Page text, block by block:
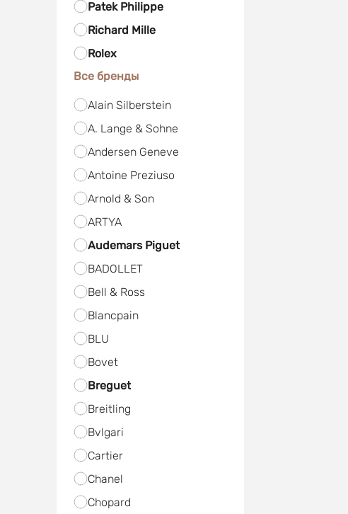
Patek Philippe
Richard Mille
Rolex
Все бренды
Alain Silberstein
A. Lange & Sohne
Andersen Geneve
Antoine Preziuso
Arnold & Son
ARTYA
Audemars Piguet
BADOLLET
Bell & Ross
Blancpain
BLU
Bovet
Breguet
Breitling
Bvlgari
Cartier
Chanel
Chopard